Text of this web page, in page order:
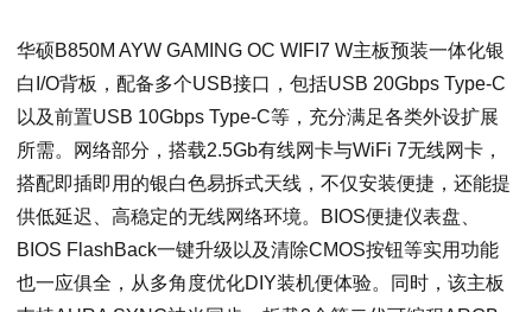
华硕B850M AYW GAMING OC WIFI7 W主板预装一体化银
白I/O背板，配备多个USB接口，包括USB 20Gbps Type-C
以及前置USB 10Gbps Type-C等，充分满足各类外设扩展
所需。网络部分，搭载2.5Gb有线网卡与WiFi 7无线网卡，
搭配即插即用的银白色易拆式天线，不仅安装便捷，还能提
供低延迟、高稳定的无线网络环境。BIOS便捷仪表盘、
BIOS FlashBack一键升级以及清除CMOS按钮等实用功能
也一应俱全，从多角度优化DIY装机便体验。同时，该主板